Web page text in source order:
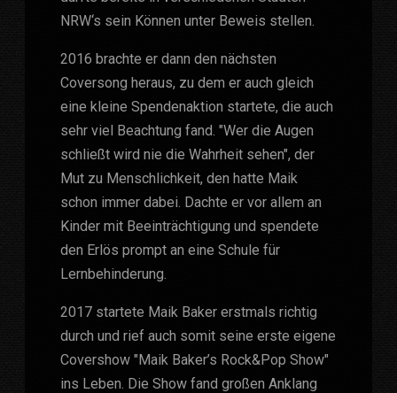
NRW‘s sein Können unter Beweis stellen.
2016 brachte er dann den nächsten
Coversong heraus, zu dem er auch gleich
eine kleine Spendenaktion startete, die auch
sehr viel Beachtung fand. "Wer die Augen
schließt wird nie die Wahrheit sehen", der
Mut zu Menschlichkeit, den hatte Maik
schon immer dabei. Dachte er vor allem an
Kinder mit Beeinträchtigung und spendete
den Erlös prompt an eine Schule für
Lernbehinderung.
2017 startete Maik Baker erstmals richtig
durch und rief auch somit seine erste eigene
Covershow "Maik Baker’s Rock&Pop Show"
ins Leben. Die Show fand großen Anklang